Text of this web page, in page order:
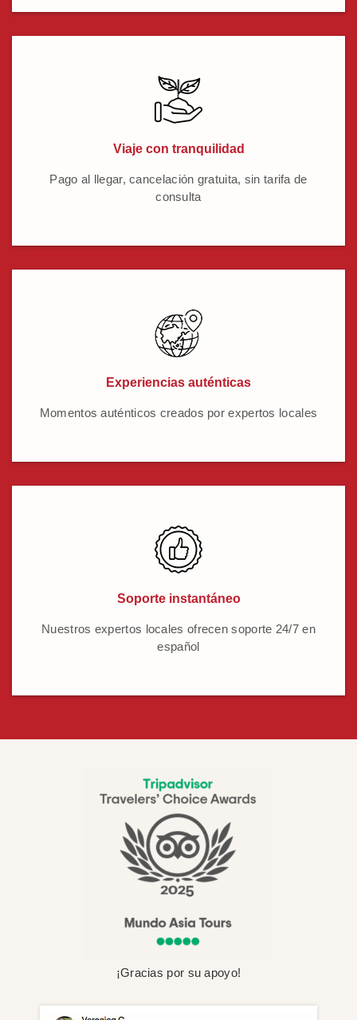
Viaje con tranquilidad
Pago al llegar, cancelación gratuita, sin tarifa de
consulta
Experiencias auténticas
Momentos auténticos creados por expertos locales
Soporte instantáneo
Nuestros expertos locales ofrecen soporte 24/7 en
español
¡Gracias por su apoyo!